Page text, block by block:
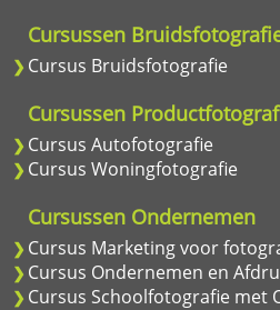
Cursussen
Cursus Bruidsfotografie
Cursussen
Cursus Autofotografie
Cursus Woningfotografie
Cursussen Ondernemen
Cursus Marketing voor
Cursus Ondernemen en
Cursus Schoolfotografie met